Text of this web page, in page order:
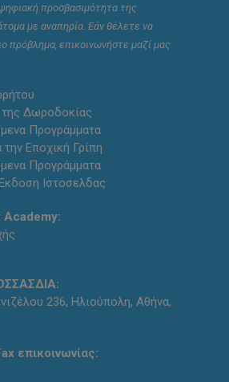
προσβασιμότητα της
με αναπηρία. Εάν θέλετε να
πρόβλημα, επικοινωνήστε μαζί μας.
της Δωροδοκίας
Προγράμματα
Εποχική Γρίπη
Προγράμματα
Ιστοσελδας
Academy:
236, Ηλιούπολη, Αθήνα,
επικοινωνίας: